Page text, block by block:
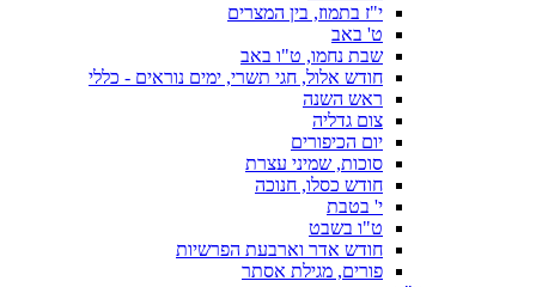
י"ז בתמוז, בין המצרים
ט' באב
שבת נחמו, ט"ו באב
חודש אלול, חגי תשרי, ימים נוראים - כללי
ראש השנה
צום גדליה
יום הכיפורים
סוכות, שמיני עצרת
חודש כסלו, חנוכה
י' בטבת
ט"ו בשבט
חודש אדר וארבעת הפרשיות
פורים, מגילת אסתר